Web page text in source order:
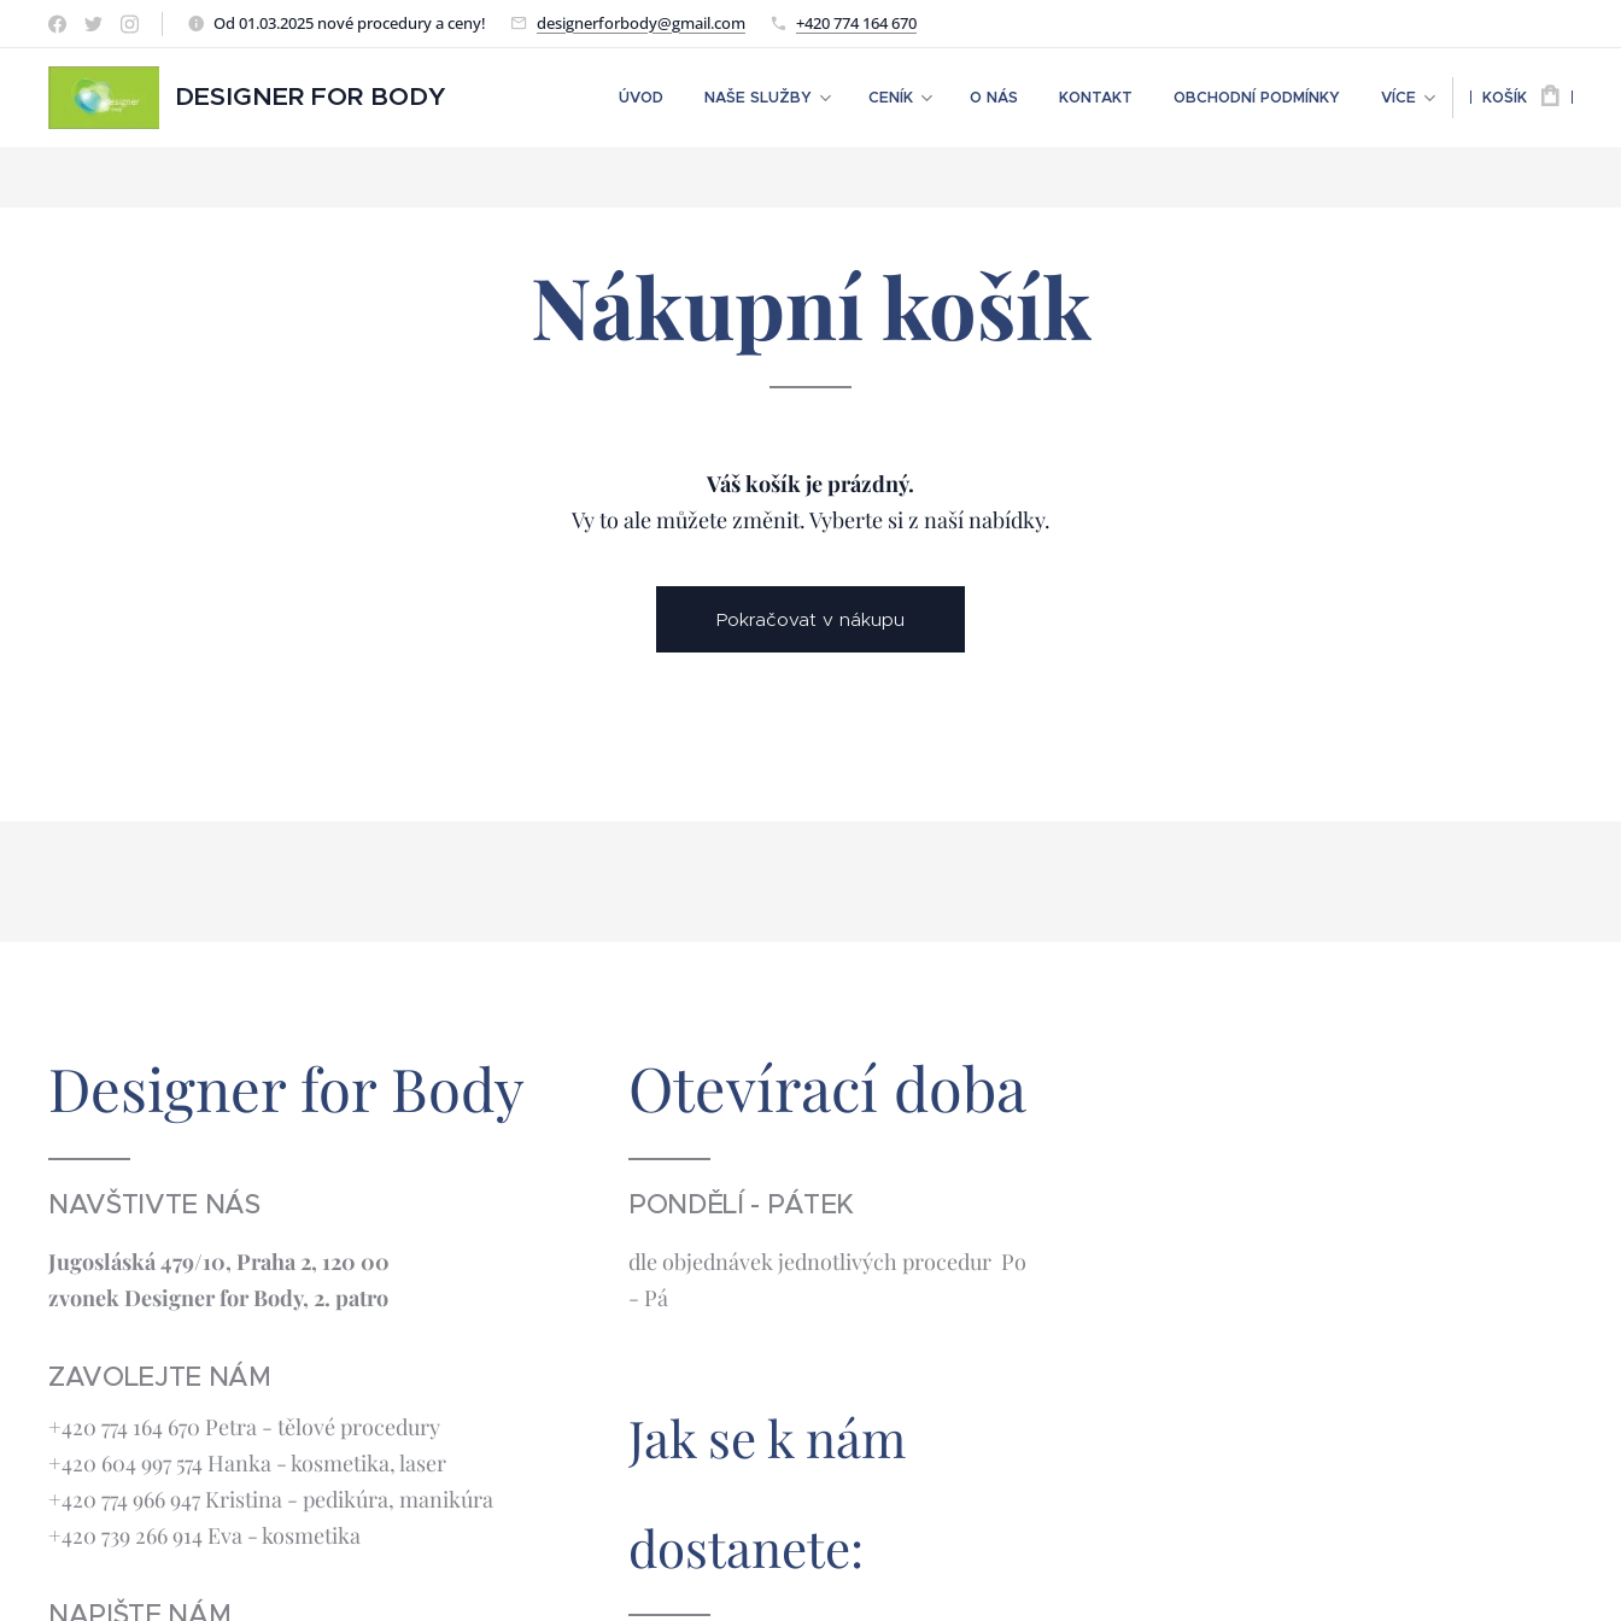
Od 01.03.2025 nové procedury a ceny! designerforbody@gmail.com +420 774 164 670
DESIGNER FOR BODY ÚVOD NAŠE SLUŽBY CENÍK O NÁS KONTAKT OBCHODNÍ PODMÍNKY VÍCE KOŠÍK
Nákupní košík
Váš košík je prázdný.
Vy to ale můžete změnit. Vyberte si z naší nabídky.
Pokračovat v nákupu
Designer for Body
NAVŠTIVTE NÁS
Jugosláská 479/10, Praha 2, 120 00
zvonek Designer for Body, 2. patro
ZAVOLEJTE NÁM
+420 774 164 670 Petra - tělové procedury
+420 604 997 574 Hanka - kosmetika, laser
+420 774 966 947 Kristina - pedikúra, manikúra
+420 739 266 914 Eva - kosmetika
NAPIŠTE NÁM
Otevírací doba
PONDĚLÍ - PÁTEK
dle objednávek jednotlivých procedur Po
- Pá
Jak se k nám
dostanete: